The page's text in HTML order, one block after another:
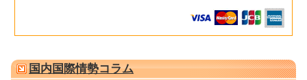
国内国際情勢コラム